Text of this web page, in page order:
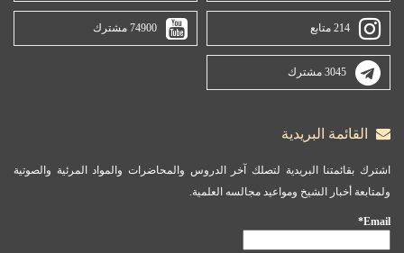
214 متابع 74900 مشترك
3045 مشترك
القائمة البريدية
اشترك بقائمتنا البريدية لتصلك آخر الدروس والمحاضرات والمواد المرئية والصوتية
ولمتابعة أخبار الشيخ ومواعيد مجالسه العلمية.
Email*